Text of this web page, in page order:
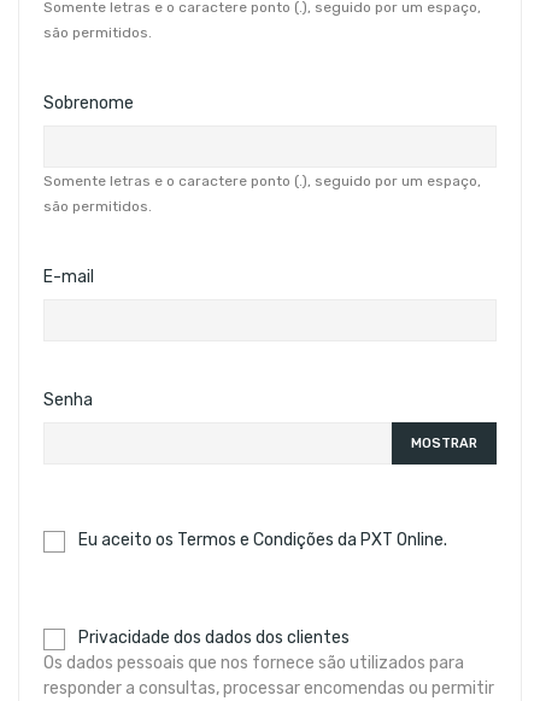
Somente letras e o caractere ponto (.), seguido por um espaço,
são permitidos.
Sobrenome
Somente letras e o caractere ponto (.), seguido por um espaço,
são permitidos.
E-mail
Senha
MOSTRAR
Eu aceito os Termos e Condições da PXT Online.
Privacidade dos dados dos clientes
Os dados pessoais que nos fornece são utilizados para
responder a consultas, processar encomendas ou permitir